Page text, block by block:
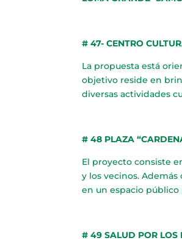
# 47- CENTRO
La propuesta está
objetivo reside en
diversas actividades
# 48 PLAZA
El proyecto consiste
y los vecinos.
en un espacio
# 49 SALUD POR LOS